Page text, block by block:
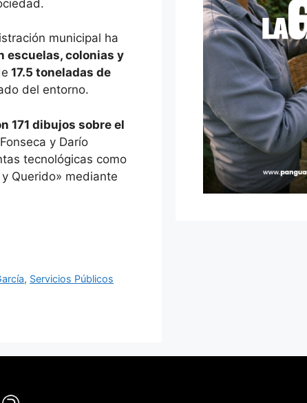
municipal ha
escuelas, colonias y
17.5 toneladas de
del entorno.
171 dibujos sobre el
y Darío
tecnológicas como
Querido» mediante
, Servicios Públicos